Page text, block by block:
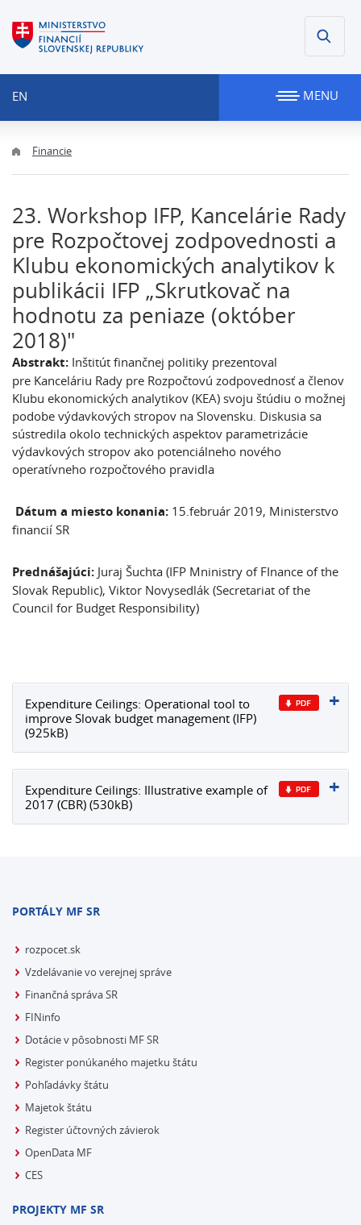
EN MENU
Financie
23. Workshop IFP, Kancelárie Rady
pre Rozpočtovej zodpovednosti a
Klubu ekonomických analytikov k
publikácii IFP „Skrutkovač na
hodnotu za peniaze (október
2018)"
Abstrakt: Inštitút finančnej politiky prezentoval
pre Kanceláriu Rady pre Rozpočtovú zodpovednosť a členov
Klubu ekonomických analytikov (KEA) svoju štúdiu o možnej
podobe výdavkových stropov na Slovensku. Diskusia sa
sústredila okolo technických aspektov parametrizácie
výdavkových stropov ako potenciálneho nového
operatívneho rozpočtového pravidla
Dátum a miesto konania: 15.február 2019, Ministerstvo
financií SR
Prednášajúci: Juraj Šuchta (IFP Mninistry of FInance of the
Slovak Republic), Viktor Novysedlák (Secretariat of the
Council for Budget Responsibility)
Expenditure Ceilings: Operational tool to
improve Slovak budget management (IFP)
(925kB)
Expenditure Ceilings: Illustrative example of
2017 (CBR) (530kB)
PORTÁLY MF SR
rozpocet.sk
Vzdelávanie vo verejnej správe
Finančná správa SR
FINinfo
Dotácie v pôsobnosti MF SR
Register ponúkaného majetku štátu
Pohľadávky štátu
Majetok štátu
Register účtovných závierok
OpenData MF
CES
PROJEKTY MF SR